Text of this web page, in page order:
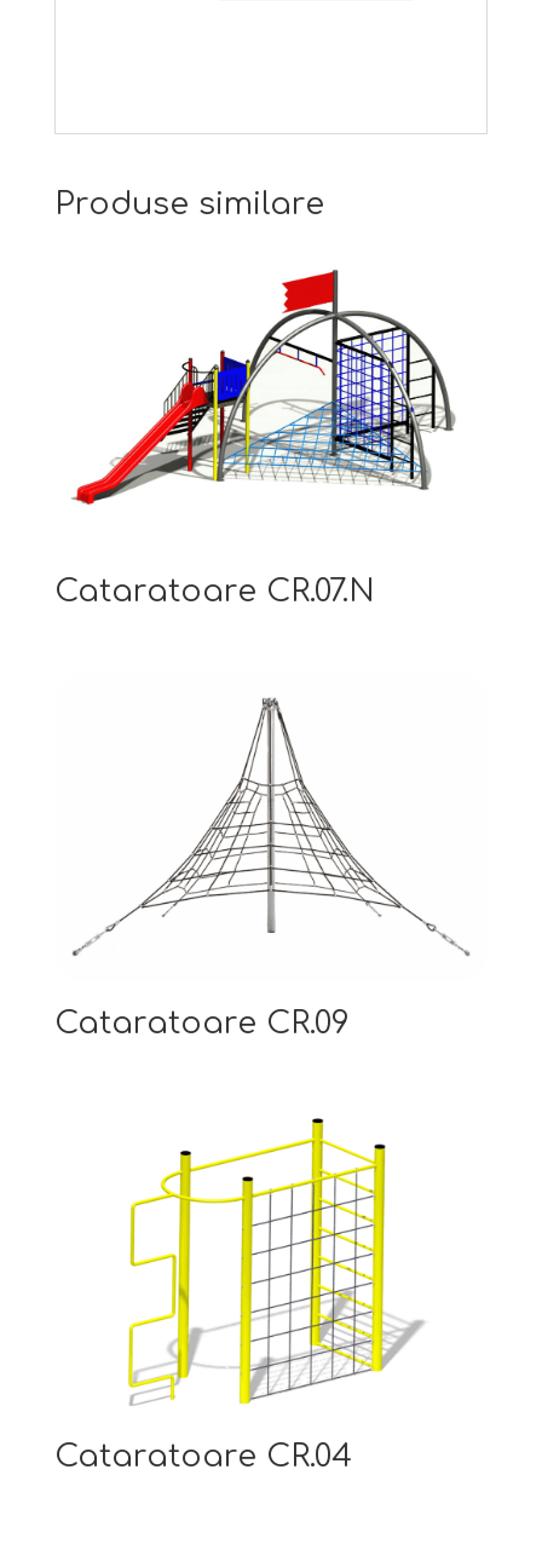
Produse similare
Cataratoare CR.07.N
Cataratoare CR.09
Cataratoare CR.04